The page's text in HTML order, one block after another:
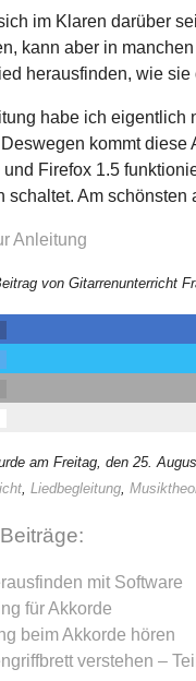
im Klaren darüber
kann aber in
herausfinden, wie
habe ich eigentlich
kommt diese
und Firefox 1.5
schaltet. Am schönsten
Anleitung
von Gitarrenunterricht
am Freitag, den 25.
, Liedbegleitung,
mit Software
für Akkorde
beim Akkorde hören
verstehen –